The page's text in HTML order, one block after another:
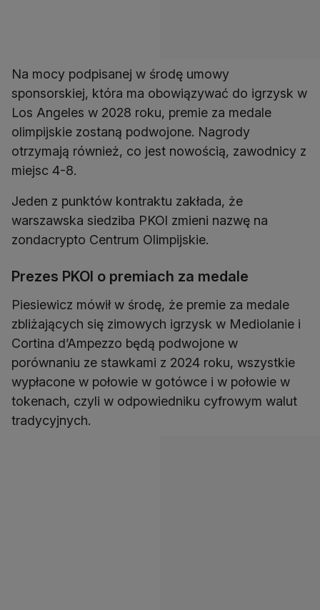
Na mocy podpisanej w środę umowy
sponsorskiej, która ma obowiązywać do igrzysk w
Los Angeles w 2028 roku, premie za medale
olimpijskie zostaną podwojone. Nagrody
otrzymają również, co jest nowością, zawodnicy z
miejsc 4-8.
Jeden z punktów kontraktu zakłada, że
warszawska siedziba PKOl zmieni nazwę na
zondacrypto Centrum Olimpijskie.
Prezes PKOl o premiach za medale
Piesiewicz mówił w środę, że premie za medale
zbliżających się zimowych igrzysk w Mediolanie i
Cortina d’Ampezzo będą podwojone w
porównaniu ze stawkami z 2024 roku, wszystkie
wypłacone w połowie w gotówce i w połowie w
tokenach, czyli w odpowiedniku cyfrowym walut
tradycyjnych.